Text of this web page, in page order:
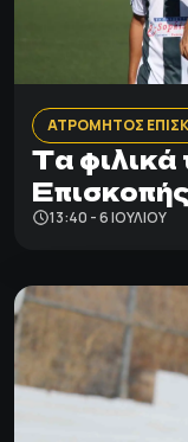
ΑΤΡΟΜΗΤΟΣ
Τα φιλικά
13:40 - 6 ΙΟΥΛΊΟΥ